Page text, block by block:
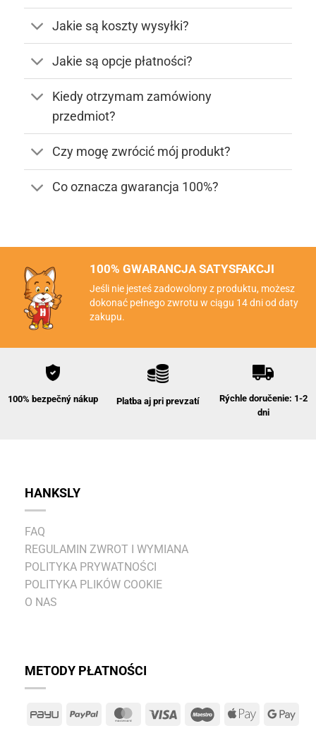
Jakie są koszty wysyłki?
Jakie są opcje płatności?
Kiedy otrzymam zamówiony
przedmiot?
Czy mogę zwrócić mój produkt?
Co oznacza gwarancja 100%?
100% GWARANCJA SATYSFAKCJI
Jeśli nie jesteś zadowolony z produktu, możesz
dokonać pełnego zwrotu w ciągu 14 dni od daty
zakupu.
100% bezpečný nákup Platba aj pri prevzatí
Rýchle doručenie: 1-2
dni
HANKSLY
FAQ
REGULAMIN ZWROT I WYMIANA
POLITYKA PRYWATNOŚCI
POLITYKA PLIKÓW COOKIE
O NAS
METODY PŁATNOŚCI
PayU PayPal MasterCard
Visa MaestroApple